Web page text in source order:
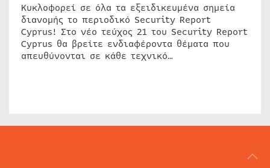
Κυκλοφορεί σε όλα τα εξειδικευμένα σημεία
διανομής το περιοδικό Security Report
Cyprus! Στο νέο τεύχος 21 του Security Report
Cyprus θα βρείτε ενδιαφέροντα θέματα που
απευθύνονται σε κάθε τεχνικό…